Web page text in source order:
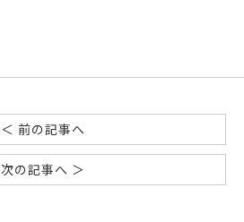
＜ 前の記事へ
次の記事へ ＞